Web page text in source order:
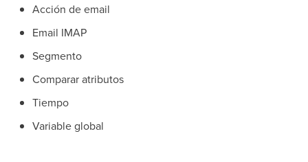
Acción de email
Email IMAP
Segmento
Comparar atributos
Tiempo
Variable global